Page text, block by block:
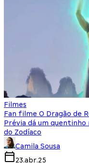
Filmes
Fan filme O Dragão de
Prévia dá um quentinho
do Zodíaco
Camila Sousa
23.abr.25